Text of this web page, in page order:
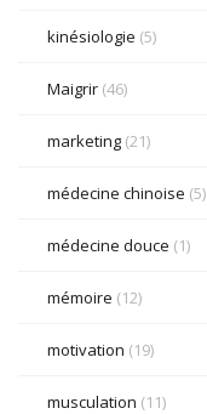
kinésiologie (5)
Maigrir (46)
marketing (21)
médecine chinoise (5)
médecine douce (1)
mémoire (12)
motivation (19)
musculation (11)